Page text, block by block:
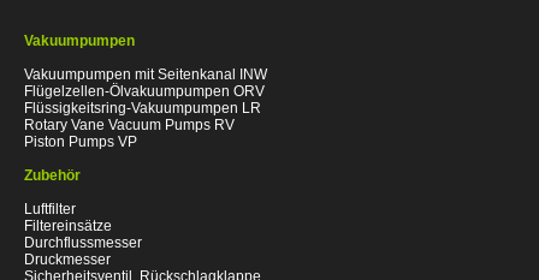
Vakuumpumpen
Vakuumpumpen mit Seitenkanal INW
Flügelzellen-Ölvakuumpumpen ORV
Flüssigkeitsring-Vakuumpumpen LR
Rotary Vane Vacuum Pumps RV
Piston Pumps VP
Zubehör
Luftfilter
Filtereinsätze
Durchflussmesser
Druckmesser
Sicherheitsventil, Rückschlagklappe